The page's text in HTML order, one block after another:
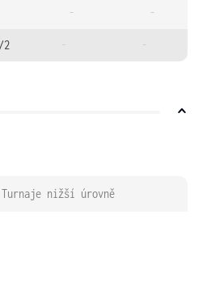
- -
2 - -
Turnaje nižší úrovně